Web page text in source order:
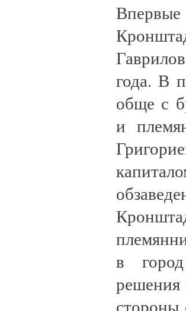
года. В
обще с
и
в
решения
стороны